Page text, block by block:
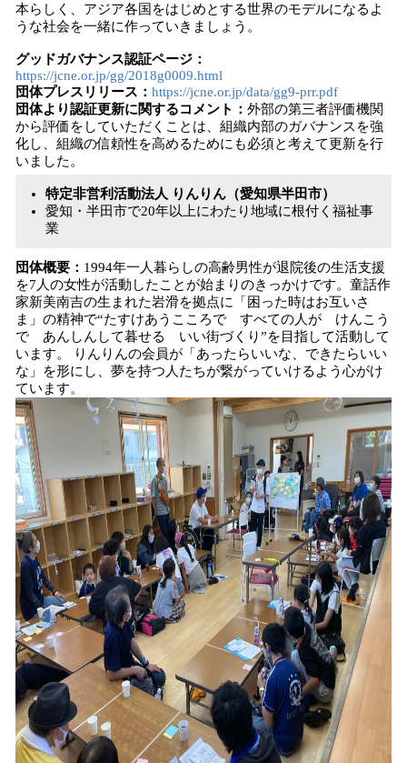
本らしく、アジア各国をはじめとする世界のモデルになるよ
うな社会を一緒に作っていきましょう。
グッドガバナンス認証ページ：
https://jcne.or.jp/gg/2018g0009.html
団体プレスリリース： https://jcne.or.jp/data/gg9-prr.pdf
団体より認証更新に関するコメント： 外部の第三者評価機関
から評価をしていただくことは、組織内部のガバナンスを強
化し、組織の信頼性を高めるためにも必須と考えて更新を行
いました。
特定非営利活動法人 りんりん（愛知県半田市）
愛知・半田市で20年以上にわたり地域に根付く福祉事
業
団体概要： 1994年一人暮らしの高齢男性が退院後の生活支援
を7人の女性が活動したことが始まりのきっかけです。童話作
家新美南吉の生まれた岩滑を拠点に「困った時はお互いさ
ま」の精神で“たすけあうこころで すべての人が けんこう
で あんしんして暮せる いい街づくり”を目指して活動して
います。 りんりんの会員が「あったらいいな、できたらいい
な」を形にし、夢を持つ人たちが繋がっていけるよう心がけ
ています。